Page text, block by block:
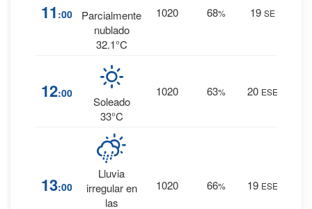
11 :00
Parcialmente
nublado
32.1°C
1020 68% 19 SE
12:00
Soleado
33°C
1020 63% 20 ESE
13:00
Lluvia
irregular en
las
1020 66% 19 ESE